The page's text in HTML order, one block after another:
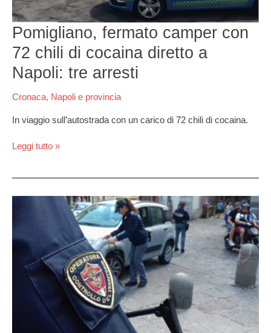
Pomigliano, fermato camper con
72 chili di cocaina diretto a
Napoli: tre arresti
Cronaca, Napoli e provincia
In viaggio sull’autostrada con un carico di 72 chili di cocaina.
di
cocaina
diretto
a
Napoli:
tre
arresti
Leggi tutto »
100mila
titolare
scommesse: